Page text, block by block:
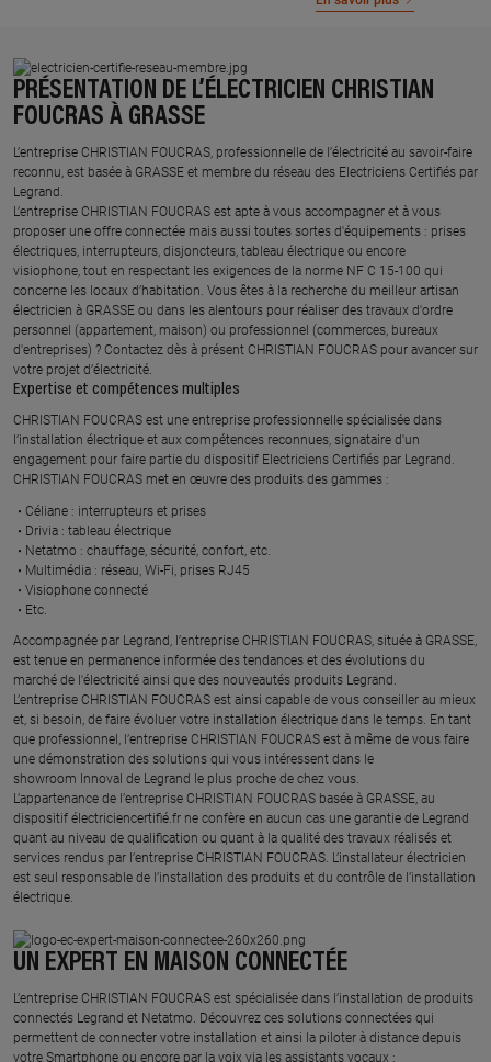
PRÉSENTATION DE L’ÉLECTRICIEN CHRISTIAN
FOUCRAS À GRASSE
L’entreprise CHRISTIAN FOUCRAS, professionnelle de l’électricité au savoir-faire
reconnu, est basée à GRASSE et membre du réseau des Electriciens Certifiés par
Legrand.​
L’entreprise CHRISTIAN FOUCRAS est apte à vous accompagner et à vous
proposer une offre connectée mais aussi toutes sortes d'équipements : prises
électriques, interrupteurs, disjoncteurs, tableau électrique ou encore
visiophone, tout en respectant les exigences de la norme NF C 15-100 qui
concerne les locaux d’habitation. Vous êtes à la recherche du meilleur artisan
électricien à GRASSE ou dans les alentours pour réaliser des travaux d'ordre
personnel (appartement, maison) ou professionnel (commerces, bureaux
d'entreprises) ? Contactez dès à présent CHRISTIAN FOUCRAS pour avancer sur
votre projet d’électricité.
Expertise et compétences multiples​
​CHRISTIAN FOUCRAS est une entreprise professionnelle spécialisée dans
l’installation électrique et aux compétences reconnues, ​signataire d'un
engagement pour faire partie du dispositif Electriciens Certifiés par Legrand​.
CHRISTIAN FOUCRAS met en œuvre des produits des gammes : ​
Céliane : interrupteurs et prises ​
Drivia : tableau électrique ​
Netatmo : chauffage, sécurité, confort, etc.​
Multimédia : réseau, Wi-Fi, prises RJ45​
Visiophone connecté​
Etc.​
​Accompagnée par Legrand, l’entreprise CHRISTIAN FOUCRAS, située à GRASSE,
est tenue en permanence informée des tendances et des évolutions du
marché de l'électricité ainsi que des nouveautés produits Legrand.
L’entreprise CHRISTIAN FOUCRAS est ainsi capable de vous conseiller au mieux
et, si besoin, de faire évoluer votre installation électrique dans le temps. En tant
que professionnel, l’entreprise CHRISTIAN FOUCRAS est à même de vous faire
une démonstration des solutions qui vous intéressent dans le
showroom Innoval de Legrand le plus proche de chez vous.​
L’appartenance de l’entreprise CHRISTIAN FOUCRAS basée à GRASSE, au
dispositif électriciencertifié.fr ne confère en aucun cas une garantie de Legrand
quant au niveau de qualification ou quant à la qualité des travaux réalisés et
services rendus par l’entreprise CHRISTIAN FOUCRAS. L’installateur électricien
est seul responsable de l’installation des produits et du contrôle de l’installation
électrique.
UN EXPERT EN MAISON CONNECTÉE
L’entreprise CHRISTIAN FOUCRAS est spécialisée dans l’installation de produits
connectés Legrand et Netatmo. Découvrez ces solutions connectées qui
permettent de connecter votre installation et ainsi la piloter à distance depuis
votre Smartphone ou encore par la voix via les assistants vocaux :